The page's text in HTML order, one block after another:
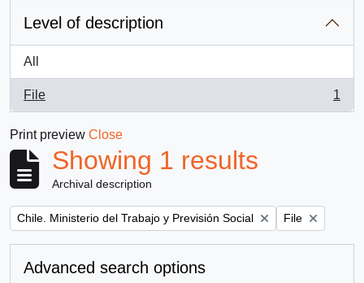
Level of description
All
File
, 1 results
1
Print preview Close
Showing 1 results
Archival description
Remove filter:
Chile. Ministerio del Trabajo y Previsión Social Remove filter:
File
Advanced search options